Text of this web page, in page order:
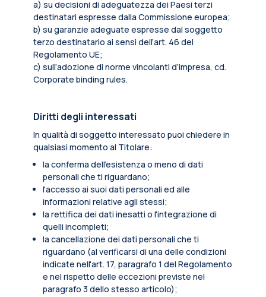
a) su decisioni di adeguatezza dei Paesi terzi
destinatari espresse dalla Commissione europea;
b) su garanzie adeguate espresse dal soggetto
terzo destinatario ai sensi dell’art. 46 del
Regolamento UE;
c) sull’adozione di norme vincolanti d’impresa, cd.
Corporate binding rules.
Diritti degli interessati
In qualità di soggetto interessato puoi chiedere in
qualsiasi momento al Titolare:
la conferma dell’esistenza o meno di dati
personali che ti riguardano;
l'accesso ai suoi dati personali ed alle
informazioni relative agli stessi;
la rettifica dei dati inesatti o l'integrazione di
quelli incompleti;
la cancellazione dei dati personali che ti
riguardano (al verificarsi di una delle condizioni
indicate nell'art. 17, paragrafo 1 del Regolamento
e nel rispetto delle eccezioni previste nel
paragrafo 3 dello stesso articolo);